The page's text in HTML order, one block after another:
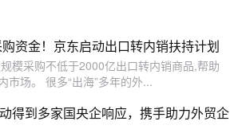
资金！京东启动出口转内销扶持计划
模采购不低于2000亿出口转内销商品,帮助
市场。 很多“出海”多年的外...
得到多家国央企响应，携手助力外贸企